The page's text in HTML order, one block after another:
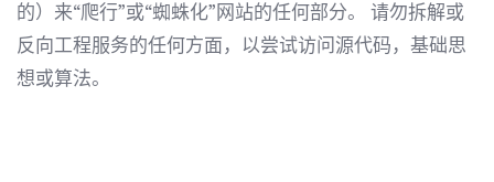
的）来“爬行”或“蜘蛛化”网站的任何部分。 请勿拆解或
反向工程服务的任何方面，以尝试访问源代码，基础思
想或算法。